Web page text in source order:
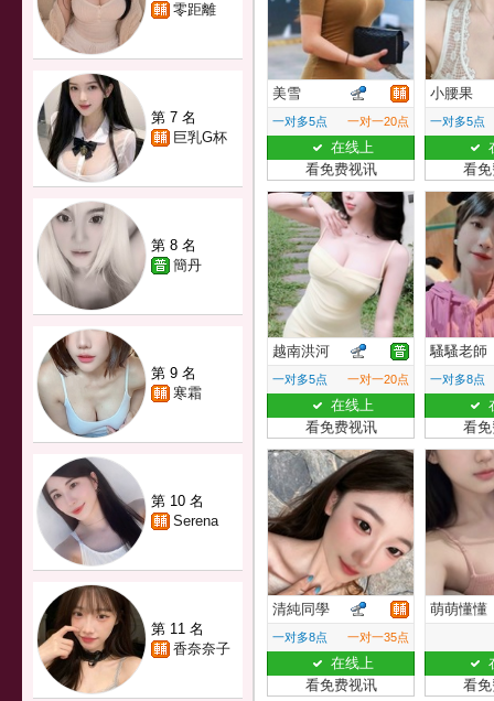
零距離
第 7 名
巨乳G杯
第 8 名
簡丹
第 9 名
寒霜
第 10 名
Serena
第 11 名
香奈奈子
美雪
一对多5点 一对一20点
在线上
看免费视讯
小腰果
一对多5点
看
越南洪河
一对多5点 一对一20点
在线上
看免费视讯
騷騷老師
一对多8点
看
清純同學
一对多8点 一对一35点
在线上
看免费视讯
萌萌懂懂
看